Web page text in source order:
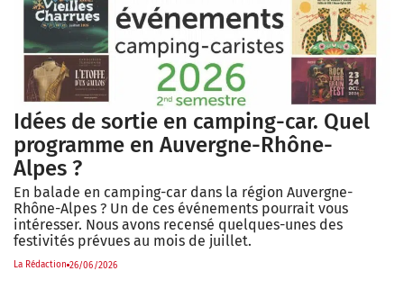
Idées de sortie en camping-car. Quel
programme en Auvergne-Rhône-
Alpes ?
En balade en camping-car dans la région Auvergne-
Rhône-Alpes ? Un de ces événements pourrait vous
intéresser. Nous avons recensé quelques-unes des
festivités prévues au mois de juillet.
La Rédaction 26/06/2026